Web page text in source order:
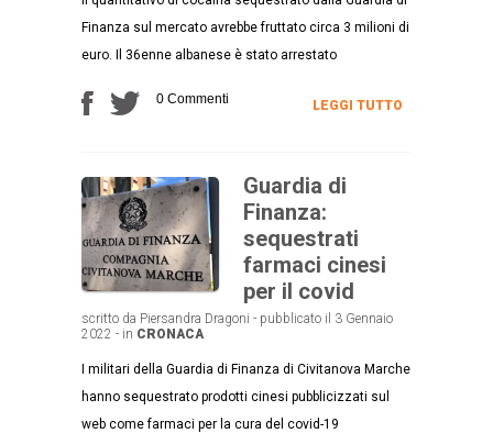
Finanza sul mercato avrebbe fruttato circa 3 milioni di
euro. Il 36enne albanese è stato arrestato
0 Commenti LEGGI TUTTO
Guardia di
Finanza:
sequestrati
farmaci cinesi
per il covid
scritto da Piersandra Dragoni - pubblicato il 3 Gennaio
2022 - in CRONACA
I militari della Guardia di Finanza di Civitanova Marche
hanno sequestrato prodotti cinesi pubblicizzati sul
web come farmaci per la cura del covid-19